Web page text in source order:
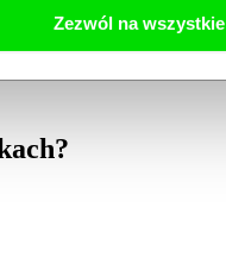
Zezwól na wszystkie